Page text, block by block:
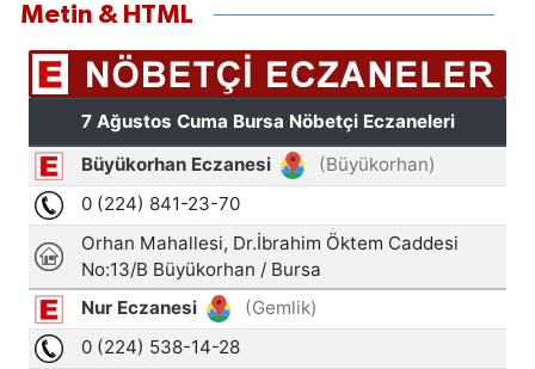
Metin & HTML